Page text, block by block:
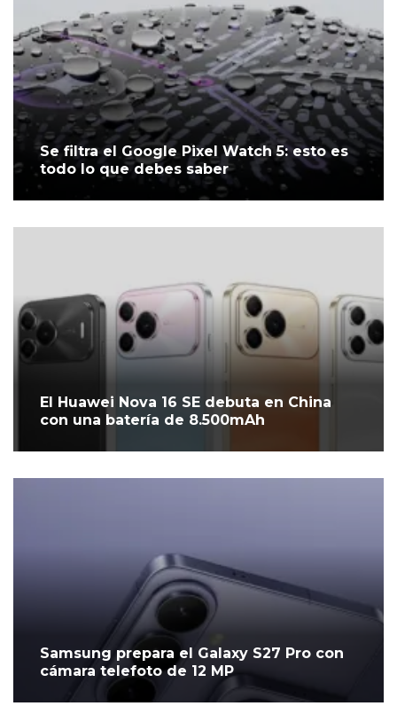
Se filtra el Google Pixel Watch 5: esto es
todo lo que debes saber
El Huawei Nova 16 SE debuta en China
con una batería de 8.500mAh
Samsung prepara el Galaxy S27 Pro con
cámara telefoto de 12 MP